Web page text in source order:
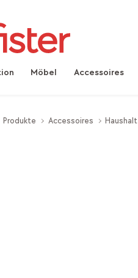
Möbel Accessoires
Produkte Accessoires Haushalt